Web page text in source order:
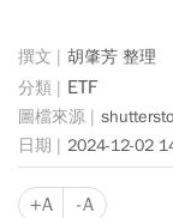
胡肇芳 整理
ETF
2024-12-02
+A -A